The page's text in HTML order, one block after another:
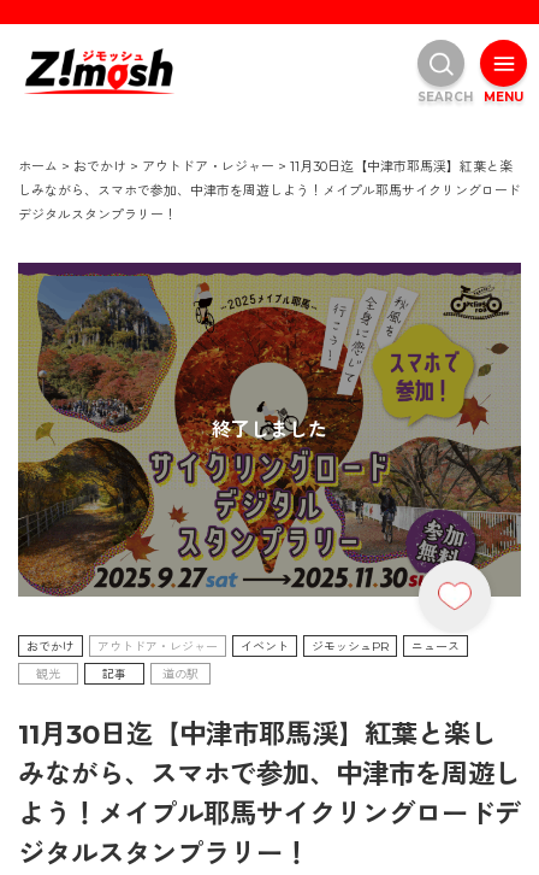
ホーム > おでかけ > アウトドア・レジャー > 11月30日迄【中津市耶馬渓】紅葉と楽
しみながら、スマホで参加、中津市を周遊しよう！メイプル耶馬サイクリングロード
デジタルスタンプラリー！
終了しました
おでかけ アウトドア・レジャー イベント ジモッシュPR
ニュース
観光
記事 道の駅
11月30日迄【中津市耶馬渓】紅葉と楽し
みながら、スマホで参加、中津市を周遊し
よう！メイプル耶馬サイクリングロードデ
ジタルスタンプラリー！
MENU
SEARCH